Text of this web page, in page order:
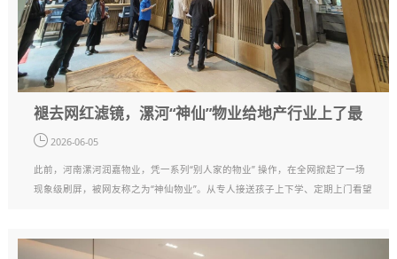
褪去网红滤镜，漯河“神仙”物业给地产行业上了最
关键的一课
2026-06-05
此前，河南漯河润嘉物业，凭一系列“别人家的物业” 操作，在全网掀起了一场
现象级刷屏，被网友称之为“神仙物业”。从专人接送孩子上下学、定期上门看望